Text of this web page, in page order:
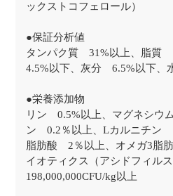
ックストコフェロール）
●保証分析値
タンパク質 31%以上、脂質
4.5%以下、灰分 6.5%以下、
●栄養添加物
リン 0.5%以上、マグネシウ
ン 0.2％以上、Lカルニチン
脂肪酸 2％以上、オメガ3脂
イオティクス（アシドフィル
198,000,000CFU/kg以上